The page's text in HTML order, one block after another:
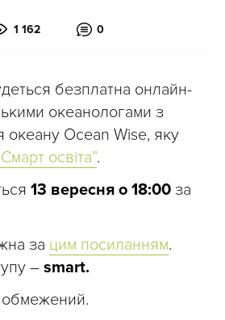
1 162 0
безплатна онлайн-
океанологами з
океану Ocean Wise, яку
освіта”.
13 вересня о 18:00 за
за цим посиланням.
– smart.
обмежений.